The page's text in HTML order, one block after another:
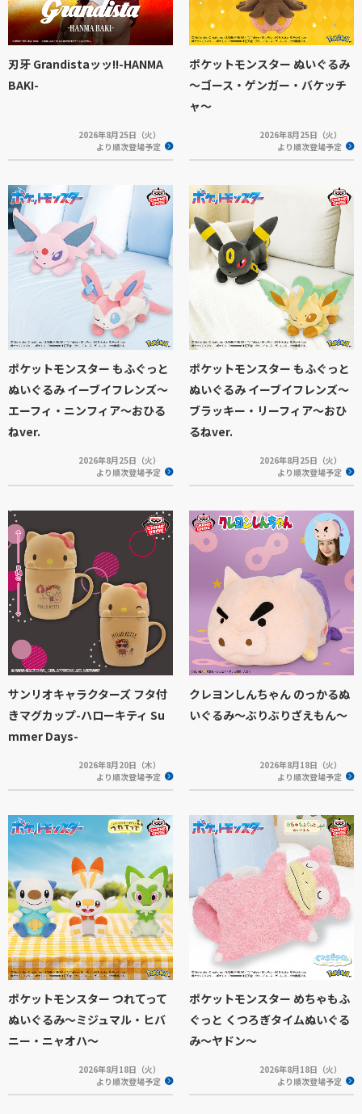
刃牙 Grandistaッッ!!-HANMA
BAKI-
2026年8月25日（火）
より順次登場予定
ポケットモンスター ぬいぐるみ
～ゴース・ゲンガー・バケッチ
ャ～
2026年8月25日（火）
より順次登場予定
ポケットモンスター もふぐっと
ぬいぐるみ イーブイフレンズ～
エーフィ・ニンフィア～おひる
ねver.
2026年8月25日（火）
より順次登場予定
ポケットモンスター もふぐっと
ぬいぐるみ イーブイフレンズ～
ブラッキー・リーフィア～おひ
るねver.
2026年8月25日（火）
より順次登場予定
サンリオキャラクターズ フタ付
きマグカップ-ハローキティ Su
mmer Days-
2026年8月20日（木）
より順次登場予定
クレヨンしんちゃん のっかるぬ
いぐるみ～ぶりぶりざえもん～
2026年8月18日（火）
より順次登場予定
ポケットモンスター つれてって
ぬいぐるみ～ミジュマル・ヒバ
ニー・ニャオハ～
2026年8月18日（火）
より順次登場予定
ポケットモンスター めちゃもふ
ぐっと くつろぎタイムぬいぐる
み～ヤドン～
2026年8月18日（火）
より順次登場予定